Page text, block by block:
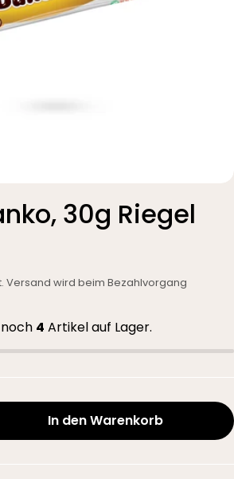
30g Riegel
Versand wird beim Bezahlvorgang
noch 4 Artikel auf Lager.
Bananko, 30g Riegel
für Kraš Bananko, 30g Riegel
In den Warenkorb